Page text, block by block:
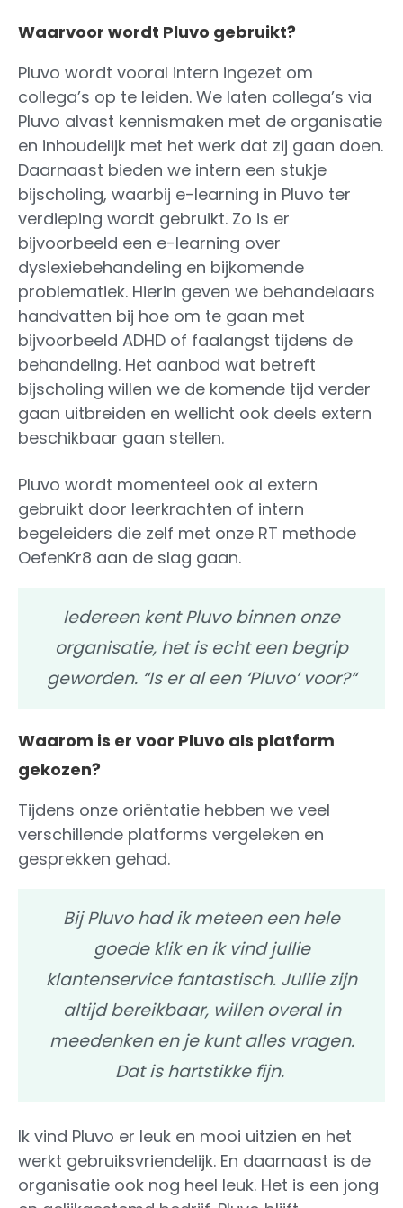
Waarvoor wordt Pluvo gebruikt?
Pluvo wordt vooral intern ingezet om
collega’s op te leiden. We laten collega’s via
Pluvo alvast kennismaken met de organisatie
en inhoudelijk met het werk dat zij gaan doen.
Daarnaast bieden we intern een stukje
bijscholing, waarbij e-learning in Pluvo ter
verdieping wordt gebruikt. Zo is er
bijvoorbeeld een e-learning over
dyslexiebehandeling en bijkomende
problematiek. Hierin geven we behandelaars
handvatten bij hoe om te gaan met
bijvoorbeeld ADHD of faalangst tijdens de
behandeling. Het aanbod wat betreft
bijscholing willen we de komende tijd verder
gaan uitbreiden en wellicht ook deels extern
beschikbaar gaan stellen.
Pluvo wordt momenteel ook al extern
gebruikt door leerkrachten of intern
begeleiders die zelf met onze RT methode
OefenKr8 aan de slag gaan.
Iedereen kent Pluvo binnen onze
organisatie, het is echt een begrip
geworden. “Is er al een ‘Pluvo’ voor?“
Waarom is er voor Pluvo als platform
gekozen?
Tijdens onze oriëntatie hebben we veel
verschillende platforms vergeleken en
gesprekken gehad.
Bij Pluvo had ik meteen een hele
goede klik en ik vind jullie
klantenservice fantastisch. Jullie zijn
altijd bereikbaar, willen overal in
meedenken en je kunt alles vragen.
Dat is hartstikke fijn.
Ik vind Pluvo er leuk en mooi uitzien en het
werkt gebruiksvriendelijk. En daarnaast is de
organisatie ook nog heel leuk. Het is een jong